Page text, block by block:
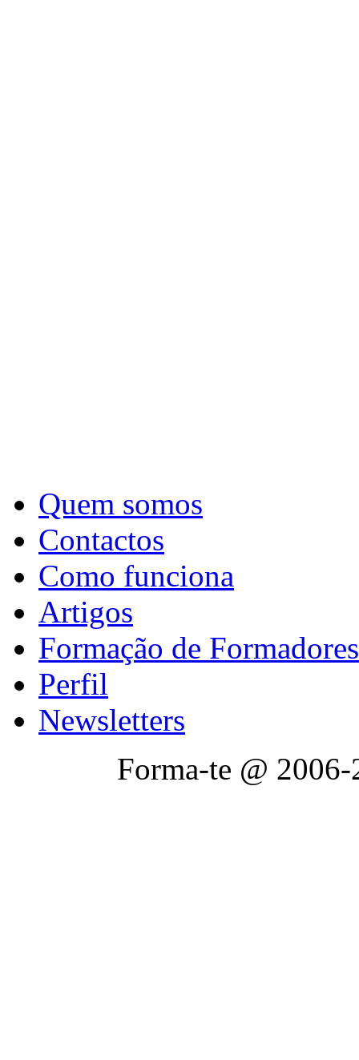
Quem somos
Contactos
Como funciona
Artigos
Formação de Formadores
Perfil
Newsletters
Forma-te @